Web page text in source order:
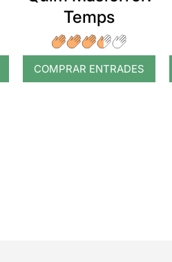
Temps
COMPRAR ENTRADES